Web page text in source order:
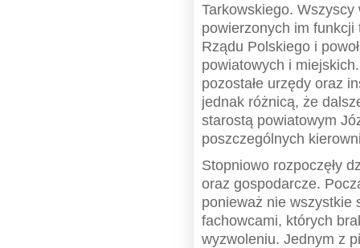
Tarkowskiego.
powierzonych im
Rządu Polskiego i
powiatowych i
pozostałe urzędy oraz
jednak różnicą, że
starostą powiatowym
poszczególnych
Stopniowo rozpoczęły
oraz gospodarcze.
ponieważ nie wszystkie
fachowcami, których
wyzwoleniu. Jednym z